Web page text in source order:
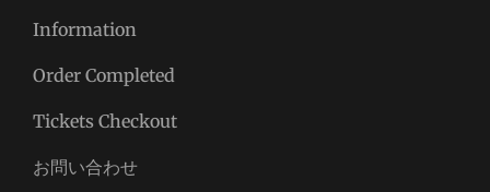
Information
Order Completed
Tickets Checkout
お問い合わせ